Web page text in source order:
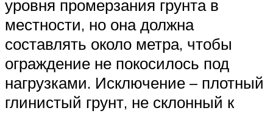
уровня промерзания грунта в
местности, но она должна
составлять около метра, чтобы
ограждение не покосилось под
нагрузками. Исключение – плотный
глинистый грунт, не склонный к